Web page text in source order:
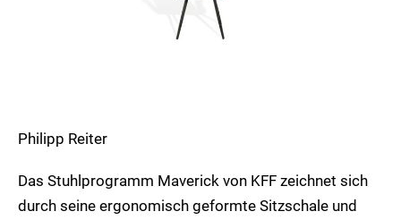
Philipp Reiter
Das Stuhlprogramm Maverick von KFF zeichnet sich
durch seine ergonomisch geformte Sitzschale und